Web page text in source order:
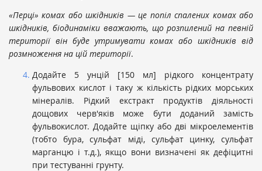
«Перці» комах або шкідників — це попіл спалених комах або
шкідників, біодинаміки вважають, що розпилений на певній
території він буде утримувати комах або шкідників від
розмноження на цій території.
Додайте 5 унцій [150 мл] рідкого концентрату
фульвових кислот і таку ж кількість рідких морських
мінералів. Рідкий екстракт продуктів діяльності
дощових черв'яків може бути доданий замість
фульвокислот. Додайте щіпку або дві мікроелементів
(тобто бура, сульфат міді, сульфат цинку, сульфат
марганцю і т.д.), якщо вони визначені як дефіцитні
при тестуванні грунту.